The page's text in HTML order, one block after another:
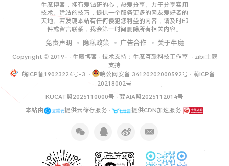
牛魔博客，拥有爱钻研的心，热爱分享、力于分享实用
技术、建站的技巧，提供一个服务更多的网友爱好者的
天地。若发现本站有任何侵犯您利益的内容，请及时邮
件或留言联系，我会第一时间删除所有相关内容。
免责声明 隐私政策 广告合作 关于牛魔
Copyright © 2019- · 牛魔博客 · 技术支持： 牛魔互联科技工作室 · zibi主题
支持
皖ICP备19023224号-3 · 皖公网安备 34120202000592号 · 萌ICP备
20218002号
KUCAT盟2025110000号 ·梵AIA盟2025112014号
本站由
提供云储存服务 · 提供CDN加速服务